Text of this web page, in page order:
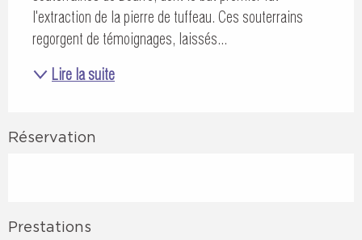
l'extraction de la pierre de tuffeau. Ces souterrains
regorgent de témoignages, laissés...
Lire la suite
Réservation
Prestations